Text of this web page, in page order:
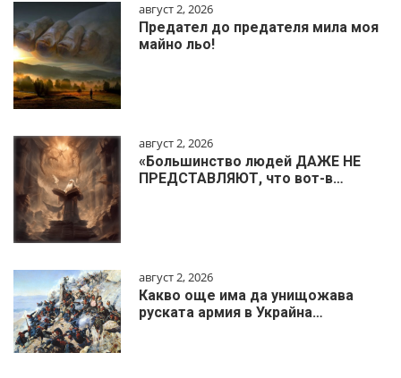
август 2, 2026
Предател до предателя мила моя
майно льо!
август 2, 2026
«Большинство людей ДАЖЕ НЕ
ПРЕДСТАВЛЯЮТ, что вот-в…
август 2, 2026
Какво още има да унищожава
руската армия в Украйна…